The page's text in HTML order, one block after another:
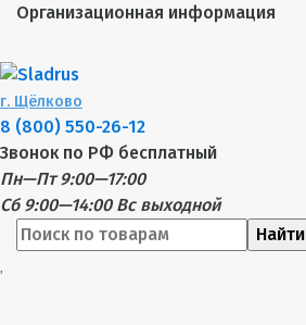
Организационная информация
г. Щёлково
8 (800) 550-26-12
Звонок по РФ бесплатный
Пн—Пт 9:00—17:00
Сб 9:00—14:00 Вс выходной
Найти